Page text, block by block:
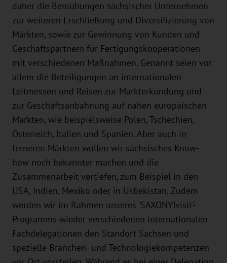
daher die Bemühungen sächsischer Unternehmen
zur weiteren Erschließung und Diversifizierung von
Märkten, sowie zur Gewinnung von Kunden und
Geschäftspartnern für Fertigungskooperationen
mit verschiedenen Maßnahmen. Genannt seien vor
allem die Beteiligungen an internationalen
Leitmessen und Reisen zur Markterkundung und
zur Geschäftsanbahnung auf nahen europäischen
Märkten, wie beispielsweise Polen, Tschechien,
Österreich, Italien und Spanien. Aber auch in
ferneren Märkten wollen wir sächsisches Know-
how noch bekannter machen und die
Zusammenarbeit vertiefen, zum Beispiel in den
USA, Indien, Mexiko oder in Usbekistan. Zudem
werden wir im Rahmen unseres 'SAXONY!visit'-
Programms wieder verschiedenen internationalen
Fachdelegationen den Standort Sachsen und
spezielle Branchen- und Technologiekompetenzen